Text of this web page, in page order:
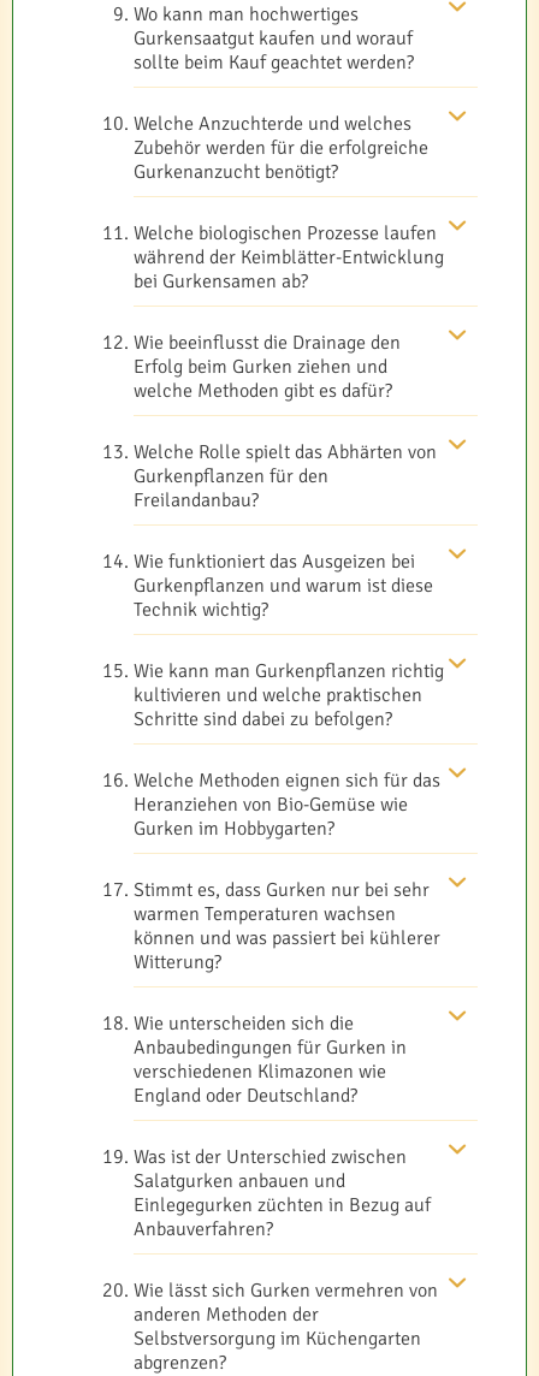
Wo kann man hochwertiges
Gurkensaatgut kaufen und worauf
sollte beim Kauf geachtet werden?
Welche Anzuchterde und welches
Zubehör werden für die erfolgreiche
Gurkenanzucht benötigt?
Welche biologischen Prozesse laufen
während der Keimblätter-Entwicklung
bei Gurkensamen ab?
Wie beeinflusst die Drainage den
Erfolg beim Gurken ziehen und
welche Methoden gibt es dafür?
Welche Rolle spielt das Abhärten von
Gurkenpflanzen für den
Freilandanbau?
Wie funktioniert das Ausgeizen bei
Gurkenpflanzen und warum ist diese
Technik wichtig?
Wie kann man Gurkenpflanzen richtig
kultivieren und welche praktischen
Schritte sind dabei zu befolgen?
Welche Methoden eignen sich für das
Heranziehen von Bio-Gemüse wie
Gurken im Hobbygarten?
Stimmt es, dass Gurken nur bei sehr
warmen Temperaturen wachsen
können und was passiert bei kühlerer
Witterung?
Wie unterscheiden sich die
Anbaubedingungen für Gurken in
verschiedenen Klimazonen wie
England oder Deutschland?
Was ist der Unterschied zwischen
Salatgurken anbauen und
Einlegegurken züchten in Bezug auf
Anbauverfahren?
Wie lässt sich Gurken vermehren von
anderen Methoden der
Selbstversorgung im Küchengarten
abgrenzen?